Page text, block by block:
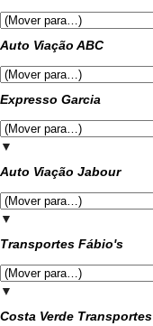
Auto Viação ABC
Expresso Garcia
▼
Auto Viação Jabour
▼
Transportes Fábio's
▼
Costa Verde Transportes